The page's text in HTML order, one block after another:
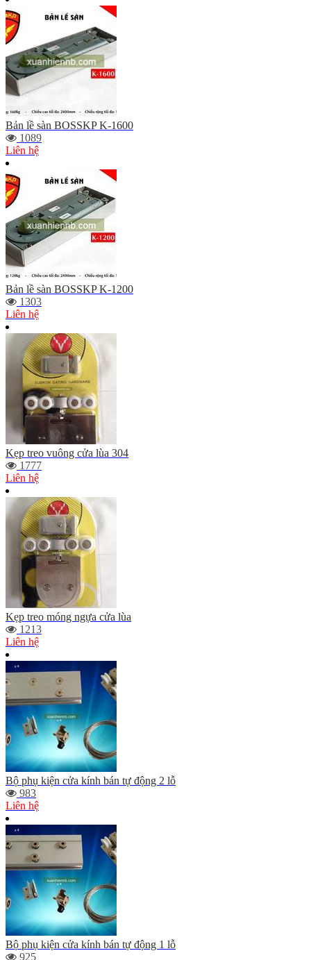
Bản lề sàn BOSSKP K-1600
1089
Liên hệ
Bản lề sàn BOSSKP K-1200
1303
Liên hệ
Kẹp treo vuông cửa lùa 304
1777
Liên hệ
Kẹp treo móng ngựa cửa lùa
1213
Liên hệ
Bộ phụ kiện cửa kính bán tự động 2 lỗ
983
Liên hệ
Bộ phụ kiện cửa kính bán tự động 1 lỗ
925